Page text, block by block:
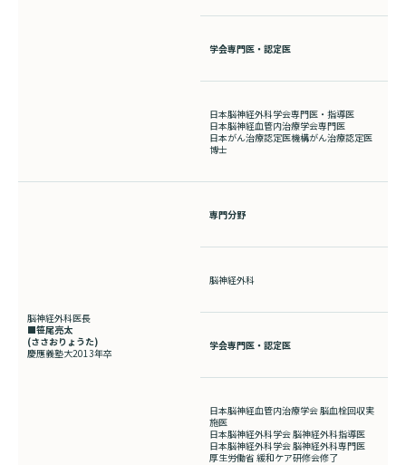
学会専門医・認定医
日本脳神経外科学会専門医・指導医
日本脳神経血管内治療学会専門医
日本がん治療認定医機構がん治療認定医
博士
脳神経外科医長
■笹尾亮太
(ささおりょうた)
慶應義塾大2013年卒
専門分野
脳神経外科
学会専門医・認定医
日本脳神経血管内治療学会 脳血栓回収実
施医
日本脳神経外科学会 脳神経外科指導医
日本脳神経外科学会 脳神経外科専門医
厚生労働省 緩和ケア研修会修了